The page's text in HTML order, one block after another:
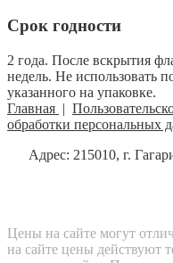
Срок годности
2 года. После вскрытия
недель. Не использовать
указанного на упаковке.
Главная |
обработки персональных
Адрес: 215010, г.
Цены на сайте могут
на сайте цены действуют